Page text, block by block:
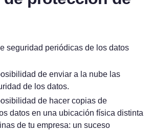
seguridad periódicas de los datos
de enviar a la nube las
de los datos.
de hacer copias de
datos en una ubicación física distinta
de tu empresa: un suceso